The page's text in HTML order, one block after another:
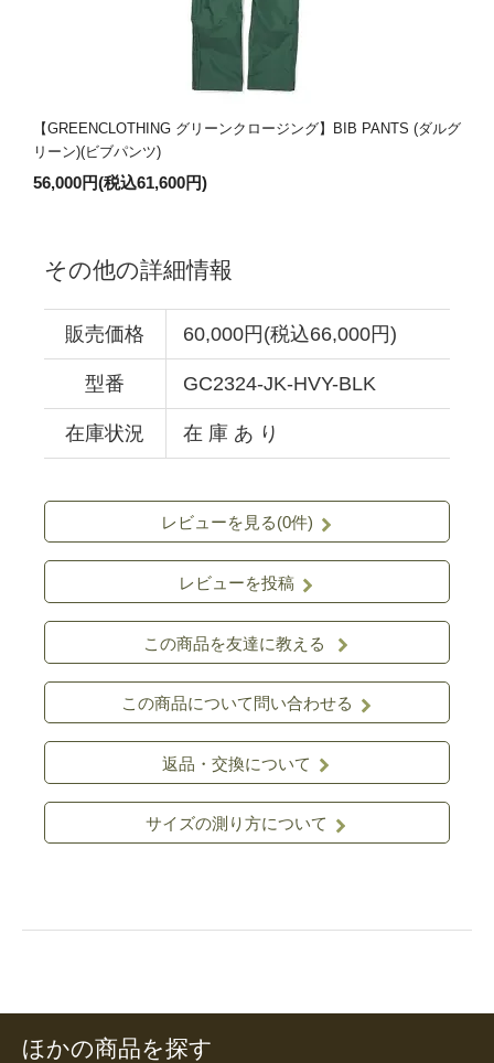
【GREENCLOTHING グリーンクロージング】BIB PANTS (ダルグ
リーン)(ビブパンツ)
56,000円(税込61,600円)
その他の詳細情報
販売価格 60,000円(税込66,000円)
型番 GC2324-JK-HVY-BLK
在庫状況 在 庫 あ り
レビューを見る(0件)
レビューを投稿
この商品を友達に教える
この商品について問い合わせる
返品・交換について
サイズの測り方について
ほかの商品を探す